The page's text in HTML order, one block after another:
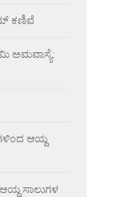
ಕಣಿವೆ
ಅಮವಾಸ್ಯೆ:
ಆಯ್ದ
ಸಾಲುಗಳ